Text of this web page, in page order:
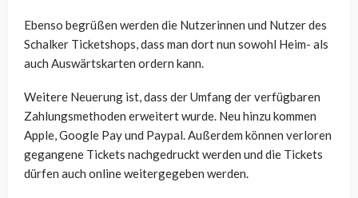
Ebenso begrüßen werden die Nutzerinnen und Nutzer des
Schalker Ticketshops, dass man dort nun sowohl Heim- als
auch Auswärtskarten ordern kann.
Weitere Neuerung ist, dass der Umfang der verfügbaren
Zahlungsmethoden erweitert wurde. Neu hinzu kommen
Apple, Google Pay und Paypal. Außerdem können verloren
gegangene Tickets nachgedruckt werden und die Tickets
dürfen auch online weitergegeben werden.